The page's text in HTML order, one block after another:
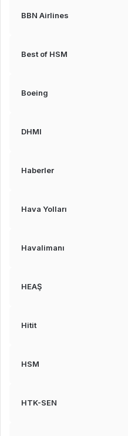
BBN Airlines
Best of HSM
Boeing
DHMI
Haberler
Hava Yolları
Havalimanı
HEAŞ
Hitit
HSM
HTK-SEN